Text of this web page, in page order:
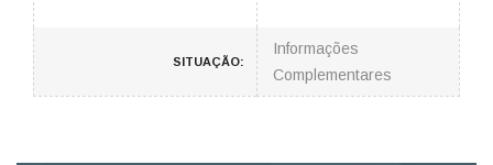
SITUAÇÃO:
Informações
Complementares